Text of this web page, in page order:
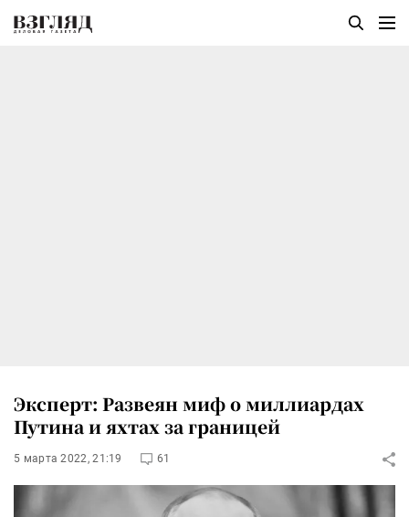
Эксперт: Развеян миф о миллиардах
Путина и яхтах за границей
5 марта 2022, 21:19 61